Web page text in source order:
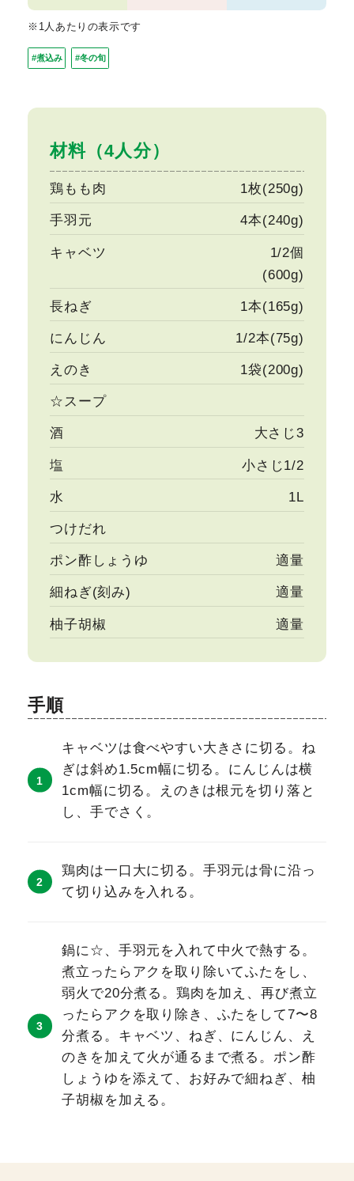
材料（4人分）
鶏もも肉 1枚(250g)
手羽元 4本(240g)
キャベツ
1/2個
(600g)
長ねぎ 1本(165g)
にんじん 1/2本(75g)
えのき 1袋(200g)
☆スープ
酒 大さじ3
塩 小さじ1/2
水 1L
つけだれ
ポン酢しょうゆ 適量
細ねぎ(刻み) 適量
柚子胡椒 適量
※1人あたりの表示です
#煮込み #冬の旬
手順
キャベツは食べやすい大きさに切る。ね
ぎは斜め1.5cm幅に切る。にんじんは横
1cm幅に切る。えのきは根元を切り落と
し、手でさく。
鶏肉は一口大に切る。手羽元は骨に沿っ
て切り込みを入れる。
鍋に☆、手羽元を入れて中火で熱する。
煮立ったらアクを取り除いてふたをし、
弱火で20分煮る。鶏肉を加え、再び煮立
ったらアクを取り除き、ふたをして7〜8
分煮る。キャベツ、ねぎ、にんじん、え
のきを加えて火が通るまで煮る。ポン酢
しょうゆを添えて、お好みで細ねぎ、柚
子胡椒を加える。